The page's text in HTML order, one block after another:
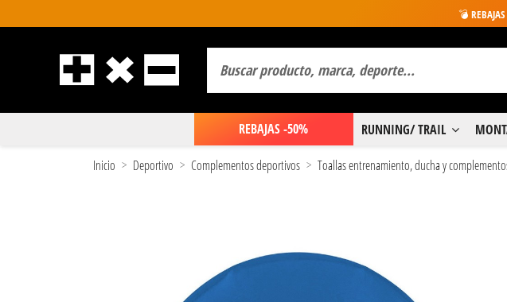
💣
REBAJAS -50% RUNNING/ TRAIL
Inicio Deportivo Complementos deportivos Toallas entrenamiento, ducha y